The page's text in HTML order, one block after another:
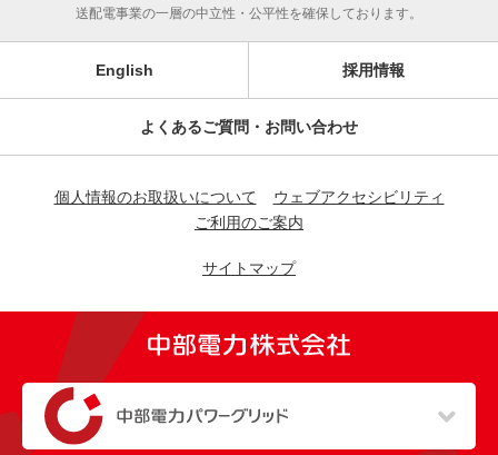
送配電事業の一層の中立性・公平性を確保しております。
English 採用情報
よくあるご質問・お問い合わせ
個人情報のお取扱いについて
ウェブアクセシビリティ
ご利用のご案内
サイトマップ
（新しいウィンドウを開きます）